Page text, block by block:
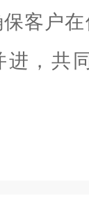
客户
进，共